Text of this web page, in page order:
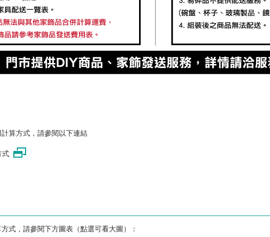
算方式，請參閱以下連結
式
式，請參閱下方圖表（點選可看大圖）：